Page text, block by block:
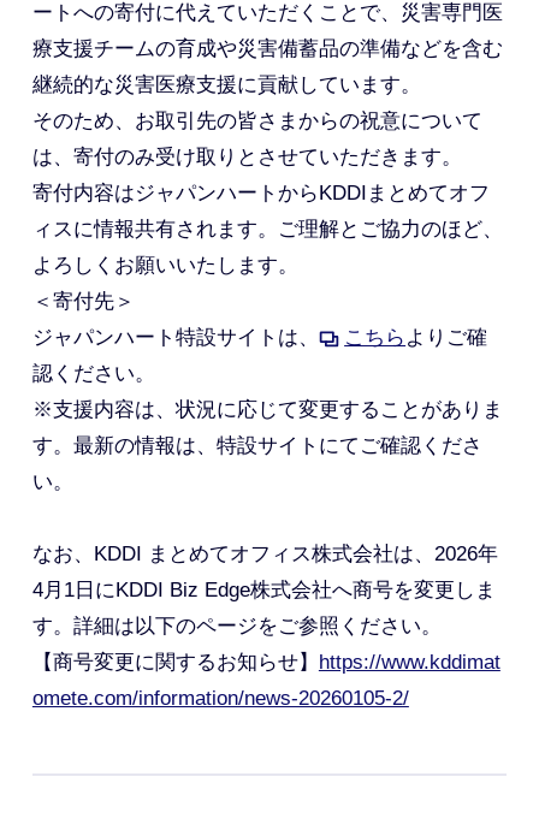
ートへの寄付に代えていただくことで、災害専門医
療支援チームの育成や災害備蓄品の準備などを含む
継続的な災害医療支援に貢献しています。
そのため、お取引先の皆さまからの祝意について
は、寄付のみ受け取りとさせていただきます。
寄付内容はジャパンハートからKDDIまとめてオフ
ィスに情報共有されます。ご理解とご協力のほど、
よろしくお願いいたします。
＜寄付先＞
ジャパンハート特設サイトは、
こちら よりご確
認ください。
※支援内容は、状況に応じて変更することがありま
す。最新の情報は、特設サイトにてご確認くださ
い。
なお、KDDI まとめてオフィス株式会社は、2026年
4月1日にKDDI Biz Edge株式会社へ商号を変更しま
す。詳細は以下のページをご参照ください。
【商号変更に関するお知らせ】
https://www.kddimat
omete.com/information/news-20260105-2/